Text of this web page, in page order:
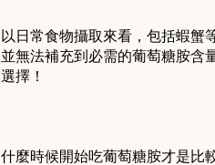
以日常食物攝取來看，包括蝦蟹
並無法補充到必需的葡萄糖胺含
選擇！
什麼時候開始吃葡萄糖胺才是比